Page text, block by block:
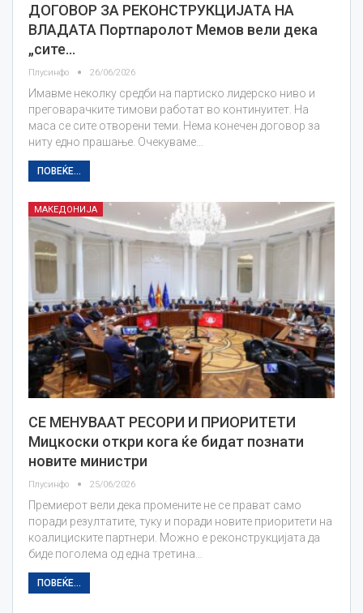
ДОГОВОР ЗА РЕКОНСТРУКЦИЈАТА НА
ВЛАДАТА Портпаролот Мемов вели дека
„сите…
Плусинфо 26/06/2026
Имавме неколку средби на партиско лидерско ниво и
преговарачките тимови работат во континуитет. На
маса се сите отворени теми. Нема конечен договор за
ниту едно прашање. Очекуваме…
ПОВЕЌЕ...
МАКЕДОНИЈА
СЕ МЕНУВААТ РЕСОРИ И ПРИОРИТЕТИ
Мицкоски откри кога ќе бидат познати
новите министри
Плусинфо 25/06/2026
Премиерот вели дека промените не се прават само
поради резултатите, туку и поради новите приоритети на
коалициските партнери. Можно е реконструкцијата да
биде поголема од една третина…
ПОВЕЌЕ...